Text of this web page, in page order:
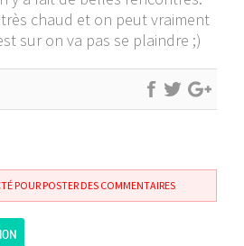
chaud et on peut vraiment
sur on va pas se plaindre ;)
POUR POSTER DES COMMENTAIRES